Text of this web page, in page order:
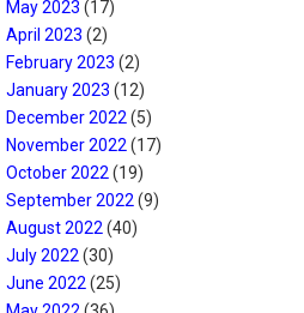
May 2023 (17)
April 2023 (2)
February 2023 (2)
January 2023 (12)
December 2022 (5)
November 2022 (17)
October 2022 (19)
September 2022 (9)
August 2022 (40)
July 2022 (30)
June 2022 (25)